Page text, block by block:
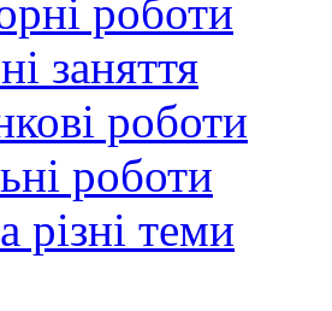
роботи
заняття
роботи
роботи
різні теми